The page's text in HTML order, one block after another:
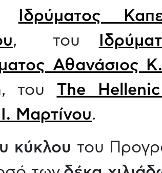
Ιδρύματος
, του
Αθανάσιος
του The
Μαρτίνου.
κύκλου του